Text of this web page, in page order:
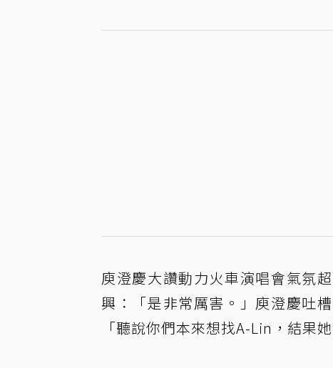
庾澄慶大讚動力火車演唱會氣氛
興：「是非常厲害。」庾澄慶吐
「聽說你們本來想找A-Lin，結果